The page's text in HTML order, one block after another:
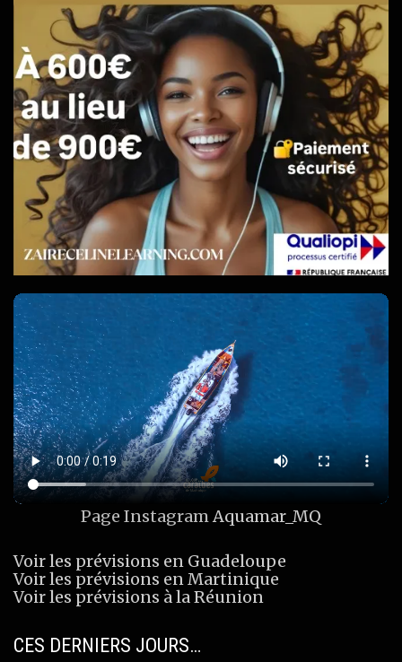
Page InstagramAquamar_MQ
Voir les prévisions en Guadeloupe
Voir les prévisions en Martinique
Voir les prévisions à la Réunion
CES DERNIERS JOURS…